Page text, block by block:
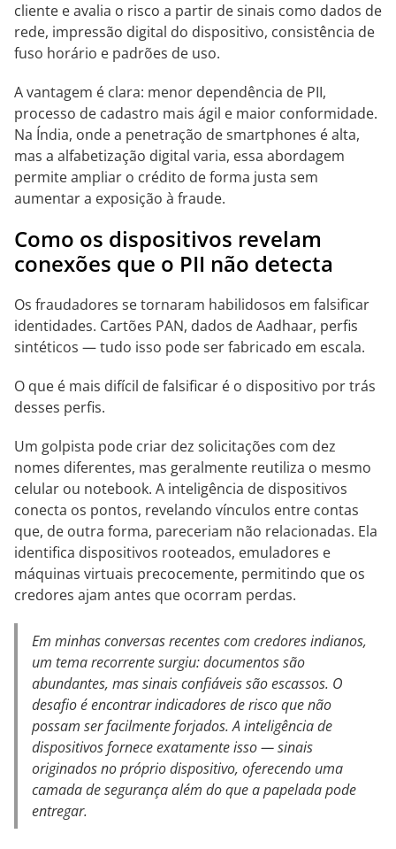
cliente e avalia o risco a partir de sinais como dados de
rede, impressão digital do dispositivo, consistência de
fuso horário e padrões de uso.
A vantagem é clara: menor dependência de PII,
processo de cadastro mais ágil e maior conformidade.
Na Índia, onde a penetração de smartphones é alta,
mas a alfabetização digital varia, essa abordagem
permite ampliar o crédito de forma justa sem
aumentar a exposição à fraude.
Como os dispositivos revelam
conexões que o PII não detecta
Os fraudadores se tornaram habilidosos em falsificar
identidades. Cartões PAN, dados de Aadhaar, perfis
sintéticos — tudo isso pode ser fabricado em escala.
O que é mais difícil de falsificar é o dispositivo por trás
desses perfis.
Um golpista pode criar dez solicitações com dez
nomes diferentes, mas geralmente reutiliza o mesmo
celular ou notebook. A inteligência de dispositivos
conecta os pontos, revelando vínculos entre contas
que, de outra forma, pareceriam não relacionadas. Ela
identifica dispositivos rooteados, emuladores e
máquinas virtuais precocemente, permitindo que os
credores ajam antes que ocorram perdas.
Em minhas conversas recentes com credores indianos,
um tema recorrente surgiu: documentos são
abundantes, mas sinais confiáveis são escassos. O
desafio é encontrar indicadores de risco que não
possam ser facilmente forjados. A inteligência de
dispositivos fornece exatamente isso — sinais
originados no próprio dispositivo, oferecendo uma
camada de segurança além do que a papelada pode
entregar.